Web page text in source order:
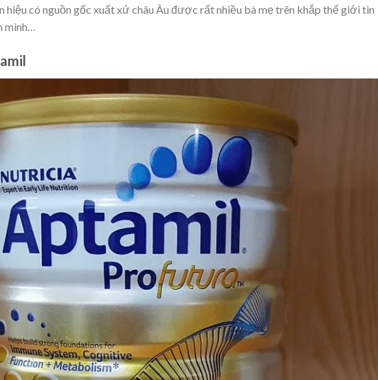
hiệu có nguồn gốc xuất xứ châu Âu được rất nhiều bà mẹ trên khắp thế giới tin
mình…